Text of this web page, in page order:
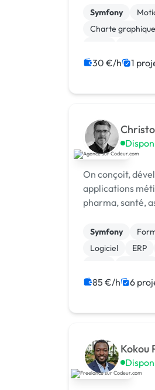
protéger des
Symfony
Charte graphique
Migration ou
30 €/h 1
On conçoit,
applications
pharma, santé,
Symfony
Logiciel
ERP
85 €/h 6
Kokou